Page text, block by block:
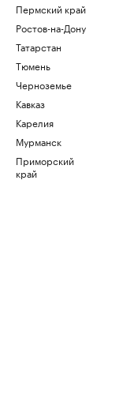
Пермский край
Ростов-на-Дону
Татарстан
Тюмень
Черноземье
Кавказ
Карелия
Мурманск
Приморский
край